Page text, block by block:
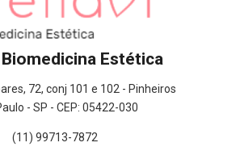
Estética
72, conj 101 e 102 - Pinheiros
- SP - CEP: 05422-030
(11) 99713-7872